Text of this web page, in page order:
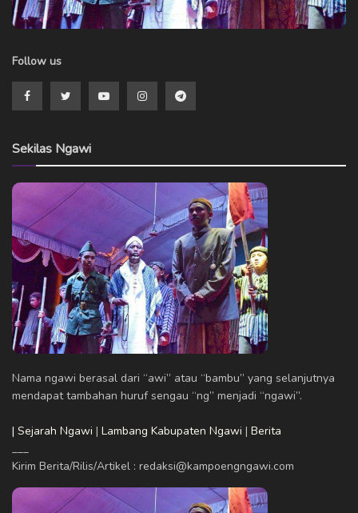
Follow us
Sekilas Ngawi
Nama ngawi berasal dari “awi” atau “bambu” yang selanjutnya
mendapat tambahan huruf sengau “ng” menjadi “ngawi”.
| Sejarah Ngawi | Lambang Kabupaten Ngawi | Berita
Kirim Berita/Rilis/Artikel : redaksi@kampoengngawi.com